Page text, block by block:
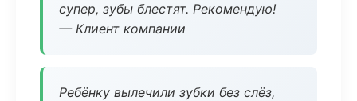
супер, зубы блестят. Рекомендую!
— Клиент компании
Ребёнку вылечили зубки без слёз,